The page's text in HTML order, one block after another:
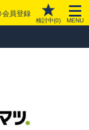
会員登録
検討中(0) MENU